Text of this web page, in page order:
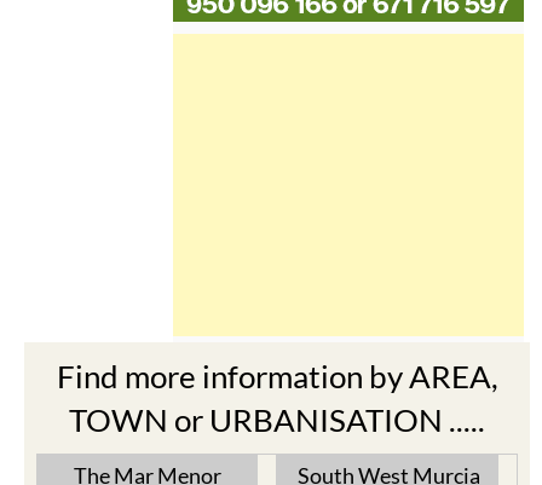
Find more information by AREA,
TOWN or URBANISATION .....